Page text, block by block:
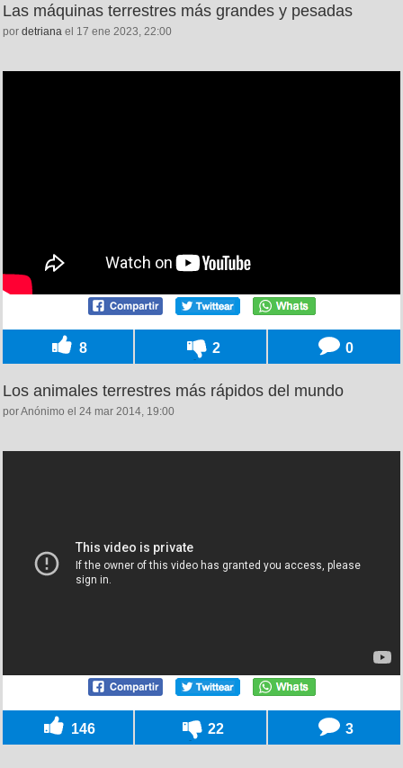
Las máquinas terrestres más grandes y pesadas
por detriana el 17 ene 2023, 22:00
8 2 0
Los animales terrestres más rápidos del mundo
por Anónimo el 24 mar 2014, 19:00
146 22 3